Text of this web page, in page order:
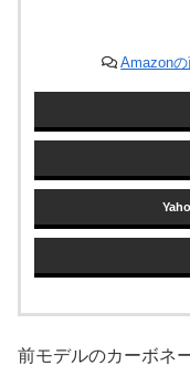
Amazon
前モデルのカーボネ